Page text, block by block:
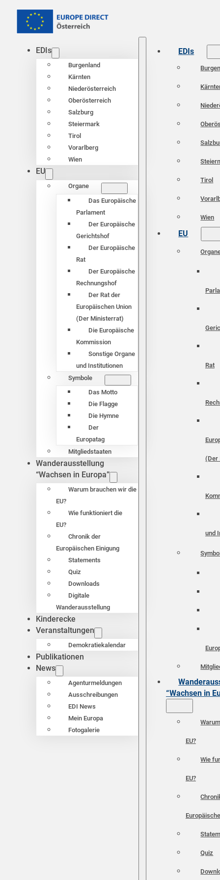
EDIs
Burgenland
Kärnten
Niederösterreich
Oberösterreich
Salzburg
Steiermark
Tirol
Vorarlberg
Wien
EU
Organe
Das Europäische
Parlament
Der Europäische
Gerichtshof
Der Europäische
Rat
Der Europäische
Rechnungshof
Der Rat der
Europäischen Union
(Der Ministerrat)
Die Europäische
Kommission
Sonstige Organe
und Institutionen
Symbole
Das Motto
Die Flagge
Die Hymne
Der
Europatag
Mitgliedstaaten
Wanderausstellung
“Wachsen in Europa”
Warum brauchen wir die
EU?
Wie funktioniert die
EU?
Chronik der
Europäischen Einigung
Statements
Quiz
Downloads
Digitale
Wanderausstellung
Kinderecke
Veranstaltungen
Demokratiekalendar
Publikationen
News
Agenturmeldungen
Ausschreibungen
EDI News
Mein Europa
Fotogalerie
EDIs
Tirol
Wien
EU
Rat
(Der
und
“Wachsen in
EU?
Wie
EU?
Quiz